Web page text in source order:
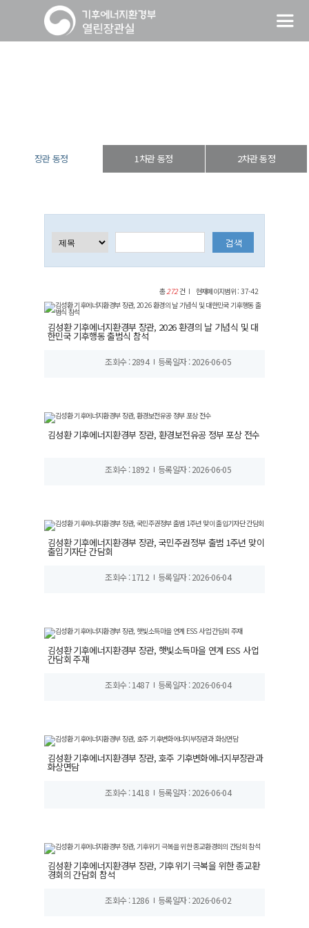
장관 동정 1차관 동정 2차관 동정
총272건 현재페이지범위 : 37-42
김성환 기후에너지환경부 장관, 2026 환경의 날 기념식 및 대
한민국 기후행동 출범식 참석
조회수 : 2894 등록일자 : 2026-06-05
김성환 기후에너지환경부 장관, 환경보전유공 정부 포상 전수
조회수 : 1892 등록일자 : 2026-06-05
김성환 기후에너지환경부 장관, 국민주권정부 출범 1주년 맞이
출입기자단 간담회
조회수 : 1712 등록일자 : 2026-06-04
김성환 기후에너지환경부 장관, 햇빛소득마을 연계 ESS 사업
간담회 주재
조회수 : 1487 등록일자 : 2026-06-04
김성환 기후에너지환경부 장관, 호주 기후변화에너지부장관과
화상면담
조회수 : 1418 등록일자 : 2026-06-04
김성환 기후에너지환경부 장관, 기후위기 극복을 위한 종교환
경회의 간담회 참석
조회수 : 1286 등록일자 : 2026-06-02